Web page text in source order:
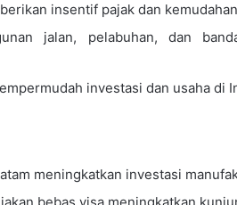
insentif pajak dan
jalan, pelabuhan, dan
investasi dan usaha di
meningkatkan investasi